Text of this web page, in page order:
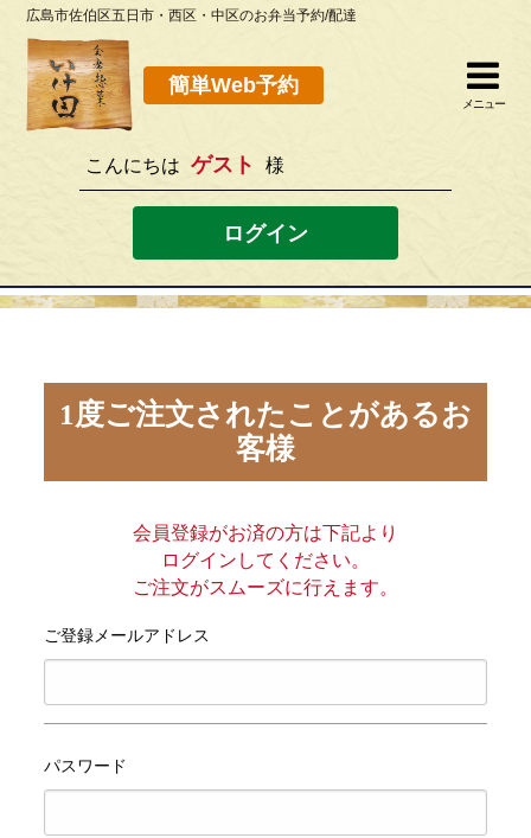
閉じる
082-923-8298
[営業時間]10：30~19：00 [定休日]水曜
このサイトの使い方
プライバシーポリシー
サイトマップ
広島市佐伯区五日市・西区・中区のお弁当予約/配達
簡単Web予約
メニュー
こんにちは ゲスト 様
ログイン
1度ご注文されたことがあるお
客様
会員登録がお済の方は下記より
ログインしてください。
ご注文がスムーズに行えます。
ご登録メールアドレス
パスワード